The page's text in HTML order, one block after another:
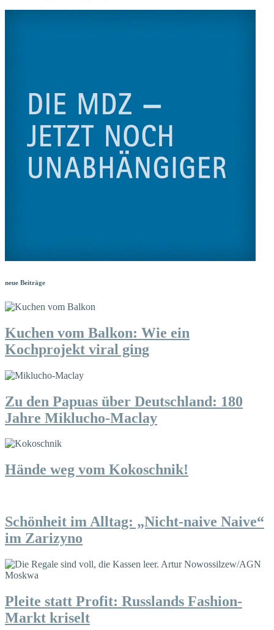
neue Beiträge
Kuchen vom Balkon: Wie ein
Kochprojekt viral ging
Zu den Papuas über Deutschland: 180
Jahre Miklucho-Maclay
Hände weg vom Kokoschnik!
Schönheit im Alltag: „Nicht-naive Naive“
im Zarizyno
Pleite statt Profit: Russlands Fashion-
Markt kriselt